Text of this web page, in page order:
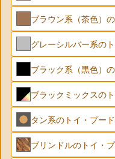
ブラウン系（茶色）
グレーシルバー系の
ブラック系（黒色）
ブラックミックスの
タン系のトイ・プード
ブリンドルのトイ・